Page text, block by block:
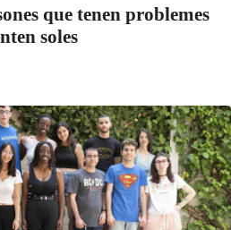
que tenen problemes
soles